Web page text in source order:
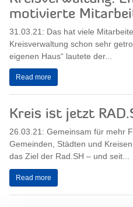
motivierte
31.03.21: Das hat viele
Kreisverwaltung schon sehr
eigenen Haus“ lautete der...
Read more
Kreis ist jetzt
26.03.21: Gemeinsam für mehr
Gemeinden, Städten und
das Ziel der Rad.SH – und seit...
Read more